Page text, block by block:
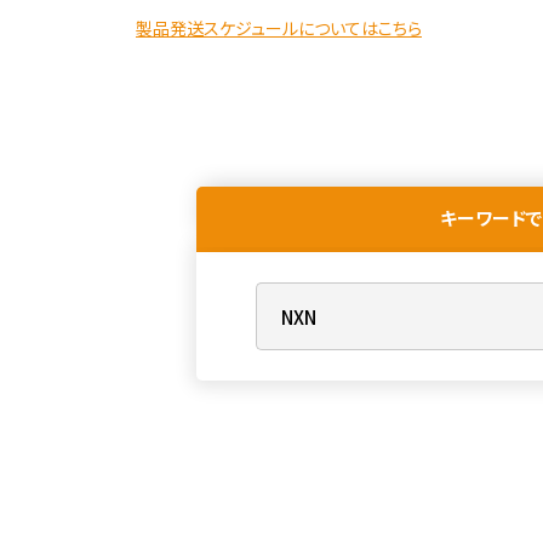
製品発送スケジュールについてはこちら
キーワード